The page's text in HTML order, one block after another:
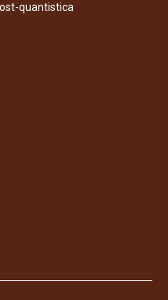
quantistica